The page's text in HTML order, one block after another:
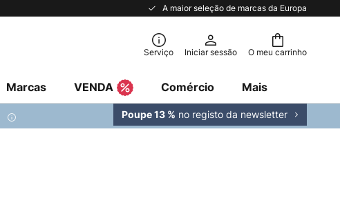
A maior seleção de marcas da Europa
O meu carrinho
Serviço Iniciar sessão
Marcas VENDA Comércio Mais
Poupe 13 % no registo da newsletter